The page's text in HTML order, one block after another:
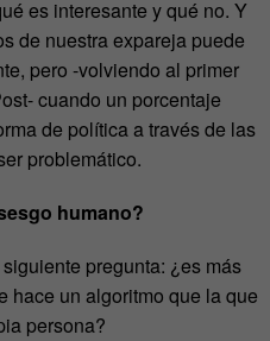
es interesante y qué no. Y
de nuestra expareja puede
pero -volviendo al primer
cuando un porcentaje
de política a través de las
problemático.
humano?
pregunta: ¿es más
hace un algoritmo que la que
persona?